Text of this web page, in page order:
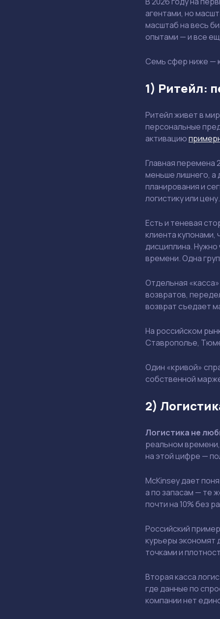
агентами, но
масштаб на весь
опытами — и все
Семь сфер ниже —
1) Ритейл:
Ритейл живет в
персональные
активацию
Главная перемена
меньше лишнего, а
планирования и
логистику или цену.
Есть и теневая
клиента
дисциплина.
времени. Одна
Отдельная
возвратов,
возврат съедает
На российском
Ставрополье,
Один «кривой»
собственной
2)
Логистика не
реальном
на этой цифре —
McKinsey дает
а по запасам — те
почти на 10% без
Российский
курьеры экономят
точками и
Вторая касса
где данные по
компании нет